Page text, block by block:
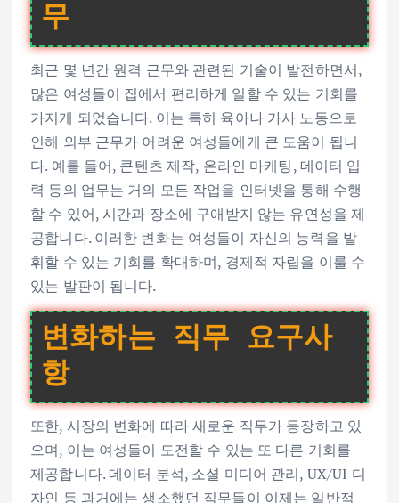
무
최근 몇 년간 원격 근무와 관련된 기술이 발전하면서,
많은 여성들이 집에서 편리하게 일할 수 있는 기회를
가지게 되었습니다. 이는 특히 육아나 가사 노동으로
인해 외부 근무가 어려운 여성들에게 큰 도움이 됩니
다. 예를 들어, 콘텐츠 제작, 온라인 마케팅, 데이터 입
력 등의 업무는 거의 모든 작업을 인터넷을 통해 수행
할 수 있어, 시간과 장소에 구애받지 않는 유연성을 제
공합니다. 이러한 변화는 여성들이 자신의 능력을 발
휘할 수 있는 기회를 확대하며, 경제적 자립을 이룰 수
있는 발판이 됩니다.
변화하는 직무 요구사
항
또한, 시장의 변화에 따라 새로운 직무가 등장하고 있
으며, 이는 여성들이 도전할 수 있는 또 다른 기회를
제공합니다. 데이터 분석, 소셜 미디어 관리, UX/UI 디
자인 등 과거에는 생소했던 직무들이 이제는 일반적